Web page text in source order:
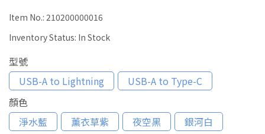
Item No.: 210200000016
Inventory Status: In Stock
型號
USB-A to Lightning
USB-A to Type-C
顏色
淨水藍
薰衣草紫 夜空黑 銀河白